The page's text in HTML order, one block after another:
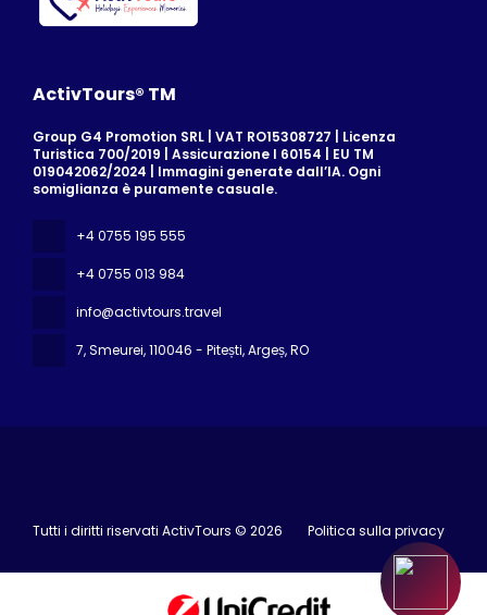
ActivTours® TM
Group G4 Promotion SRL | VAT RO15308727 | Licenza
Turistica 700/2019 | Assicurazione I 60154 | EU TM
019042062/2024 | Immagini generate dall’IA. Ogni
somiglianza è puramente casuale.
+4 0755 195 555
+4 0755 013 984
info@activtours.travel
7, Smeurei, 110046 - Pitești, Argeș, RO
Tutti i diritti riservati ActivTours © 2026 Politica sulla privacy